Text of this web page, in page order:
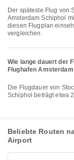
Der späteste Flug von Stockholm Arlanda Airport nach Flughafen
Amsterdam Schiphol
diesen Flugplan
vergleichen.
Wie lange dauert der
Flughafen
Die Flugdauer von Stockholm Arlanda Airport nach Flughafen Amsterdam
Schiphol beträgt etwa
Beliebte Routen
Airport